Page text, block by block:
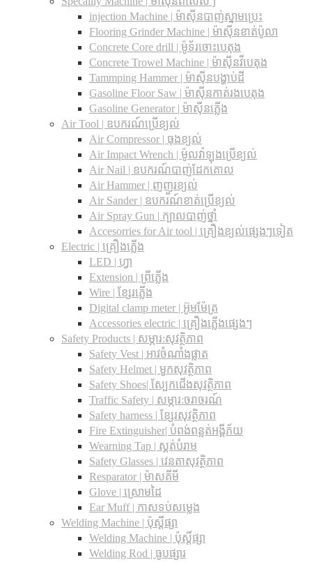
injection Machine | ម៉ាស៊ីនបាញ់ស្នាមប្រេះ
Flooring Grinder Machine | ម៉ាស៊ីនខាត់ប៉ូលា
Concrete Core drill | ម៉ូទ័រចោះបេតុង
Concrete Trowel Machine | ម៉ាស៊ីនវីបេតុង
Tammping Hammer | ម៉ាស៊ីនបង្ហាប់ដី
Gasoline Floor Saw | ម៉ាស៊ីនកាត់រងបេតុង
Gasoline Generator | ម៉ាស៊ីនភ្លើង
Air Tool | ឧបករណ៍ប្រើខ្យល់
Air Compressor | ធុងខ្យល់
Air Impact Wrench | ម៉ូលវ៉ាឡុងប្រើខ្យល់
Air Nail | ឧបករណ៍បាញ់ដែកគោល
Air Hammer | ញញួរខ្យល់
Air Sander | ឧបករណ៍ខាត់ប្រើខ្យល់
Air Spray Gun | ក្បាលបាញ់ថ្នាំ
Accesorries for Air tool | គ្រឿងខ្យល់ផ្សេងៗទៀត
Electric | គ្រឿងភ្លើង
LED | ហ្វា
Extension | ព្រីភ្លើង
Wire | ខ្សែរភ្លើង
Digital clamp meter | អ៊ូមម៉ែត្រ
Accessories electric | គ្រឿងភ្លើងផ្សេងៗ
Safety Products | សម្ភារ:សុវត្ថិភាព
Safety Vest | អាវចំណាំងផ្លាត
Safety Helmet | មួកសុវត្ថិភាព
Safety Shoes| ស្បែកជើងសុវត្ថិភាព
Traffic Safety​ | សម្ភារ:ចរាចរណ៍
Safety harness | ខ្សែរសុវត្ថិភាព
Fire Extinguisher| បំពង់ពន្លត់អង្គីភ័យ
Wearning Tap | ស្គត់បំរាម
Safety Glasses | វេនតាសុវត្ថិភាព
Resparator | ម៉ាសគីមី
Glove | ស្រោមដៃ
Ear Muff | កាសទប់សម្លេង
Welding Machine | ប៉ុស្តិ៍ផ្សា
Welding Machine | ប៉ុស្តិ៍ផ្សា
Welding Rod | ធូបផ្សារ